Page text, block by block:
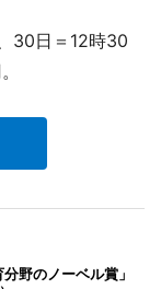
30日＝12時30
野のノーベル賞」